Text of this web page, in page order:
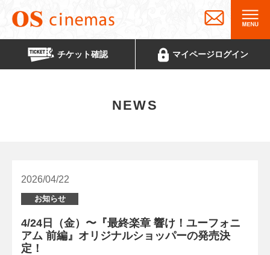
チケット確認 マイページログイン
NEWS
2026/04/22
お知らせ
4/24日（金）〜『最終楽章 響け！ユーフォニ
アム 前編』オリジナルショッパーの発売決
定！